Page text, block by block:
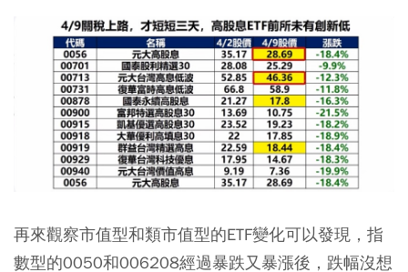
再來觀察市值型和類市值型的ETF變化可以發現，指
數型的0050和006208經過暴跌又暴漲後，跌幅沒想